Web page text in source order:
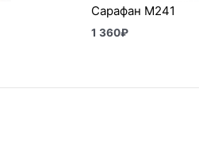
Сарафан М241
1 360₽